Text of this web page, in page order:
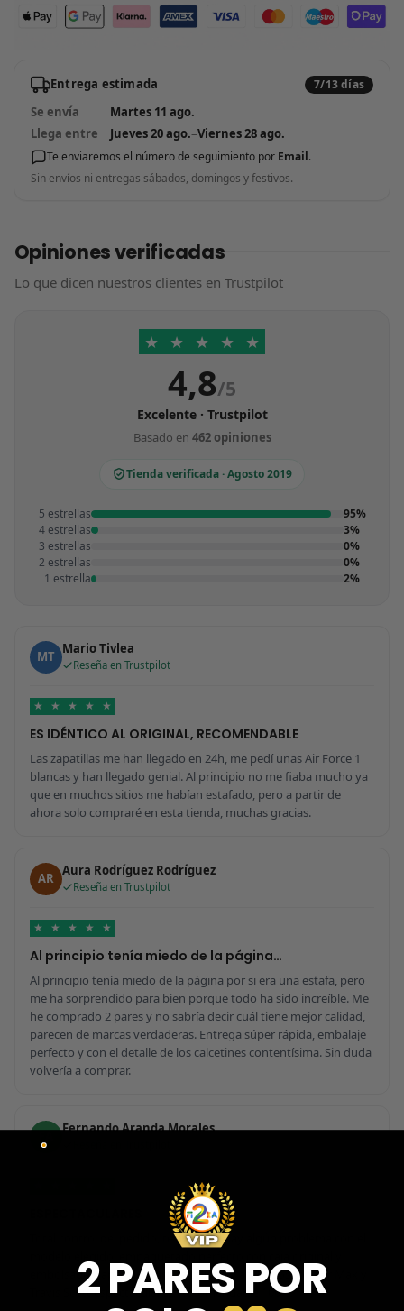
Entrega estimada 7/13 días
Se envía
Martes 11 ago.
Llega entre
Jueves 20 ago.–Viernes 28 ago.
Te enviaremos el número de seguimiento por Email.
Sin envíos ni entregas sábados, domingos y festivos.
Opiniones verificadas
Lo que dicen nuestros clientes en Trustpilot
★ ★ ★ ★ ★
4,8/5
Excelente · Trustpilot
Basado en 462 opiniones
Tienda verificada · Agosto 2019
5 estrellas
95%
4 estrellas
3%
3 estrellas
0%
2 estrellas
0%
1 estrella
2%
MT Mario Tivlea
Reseña en Trustpilot
★ ★ ★ ★ ★
ES IDÉNTICO AL ORIGINAL, RECOMENDABLE
Las zapatillas me han llegado en 24h, me pedí unas Air Force 1
blancas y han llegado genial. Al principio no me fiaba mucho ya
que en muchos sitios me habían estafado, pero a partir de
ahora solo compraré en esta tienda, muchas gracias.
AR Aura Rodríguez Rodríguez
Reseña en Trustpilot
★ ★ ★ ★ ★
Al principio tenía miedo de la página…
Al principio tenía miedo de la página por si era una estafa, pero
me ha sorprendido para bien porque todo ha sido increíble. Me
he comprado 2 pares y no sabría decir cuál tiene mejor calidad,
parecen de marcas verdaderas. Entrega súper rápida, embalaje
perfecto y con el detalle de los calcetines contentísima. Sin duda
volvería a comprar.
Fernando Aranda Morales
Total control del pedido, te avisan si hay algún problema con el
embolsado, zapas de altísima calidad y acabados top. Air Max y
Travis Scott espectaculares. Recomendable 100%.
2 PARES POR